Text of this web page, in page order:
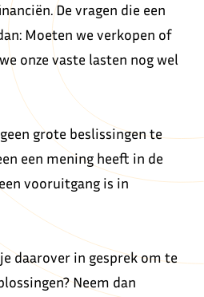
De vragen die een
Moeten we verkopen of
onze vaste lasten nog wel
grote beslissingen te
een mening heeft in de
vooruitgang is in
daarover in gesprek om te
Neem dan